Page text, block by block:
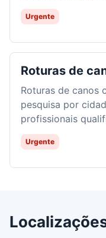
Urgente
Roturas de
Roturas de canos
pesquisa por
profissionais
Urgente